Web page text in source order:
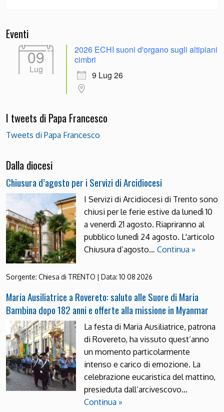
Eventi
09
Lug
2026 ECHI suoni d'organo sugli altipiani
cimbri
9 Lug 26
I tweets di Papa Francesco
Tweets di Papa Francesco
Dalla diocesi
Chiusura d’agosto per i Servizi di Arcidiocesi
I Servizi di Arcidiocesi di Trento sono
chiusi per le ferie estive da lunedì 10
a venerdì 21 agosto. Riapriranno al
pubblico lunedì 24 agosto. L'articolo
Chiusura d’agosto… Continua »
Sorgente: Chiesa di TRENTO | Data: 10 08 2026
Maria Ausiliatrice a Rovereto: saluto alle Suore di Maria
Bambina dopo 182 anni e offerte alla missione in Myanmar
La festa di Maria Ausiliatrice, patrona
di Rovereto, ha vissuto quest’anno
un momento particolarmente
intenso e carico di emozione. La
celebrazione eucaristica del mattino,
presieduta dall’arcivescovo…
Continua »